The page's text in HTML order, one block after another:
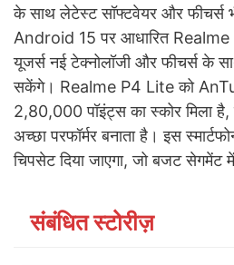
के साथ लेटेस्ट सॉफ्टवेयर और फीचर्स
Android 15 पर आधारित Realme
यूजर्स नई टेक्नोलॉजी और फीचर्स के
सकेंगे। Realme P4 Lite को
2,80,000 पॉइंट्स का स्कोर मिला
अच्छा परफॉर्मर बनाता है। इस
चिपसेट दिया जाएगा, जो बजट सेगमेंट
संबंधित स्टोरीज़